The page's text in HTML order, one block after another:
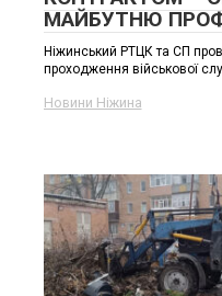
МАЙБУТНЮ
Ніжинський РТЦК та СП
проходження військової
Новини Ніжина